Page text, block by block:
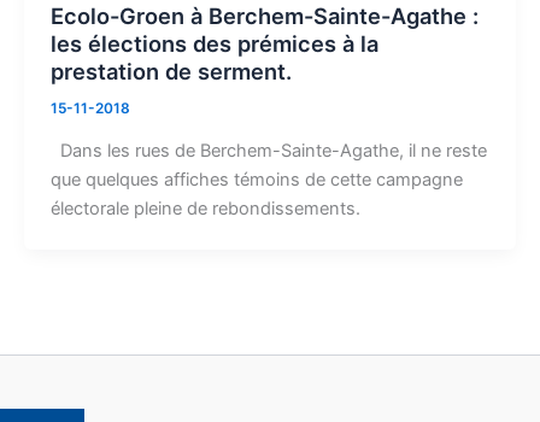
Ecolo-Groen à Berchem-Sainte-Agathe :
les élections des prémices à la
prestation de serment.
15-11-2018
Dans les rues de Berchem-Sainte-Agathe, il ne reste
que quelques affiches témoins de cette campagne
électorale pleine de rebondissements.